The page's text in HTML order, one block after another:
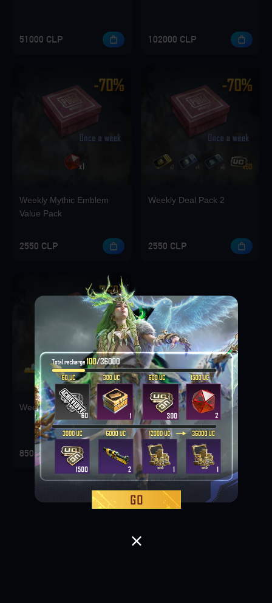
51000 CLP 102000 CLP
Weekly Mythic Emblem
Value Pack
2550 CLP
Weekly Deal Pack 2
2550 CLP
Weekly Deal Pack 1
850 CLP